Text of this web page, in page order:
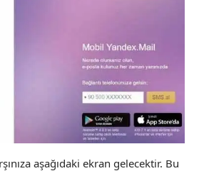
aşağıdaki ekran gelecektir. Bu